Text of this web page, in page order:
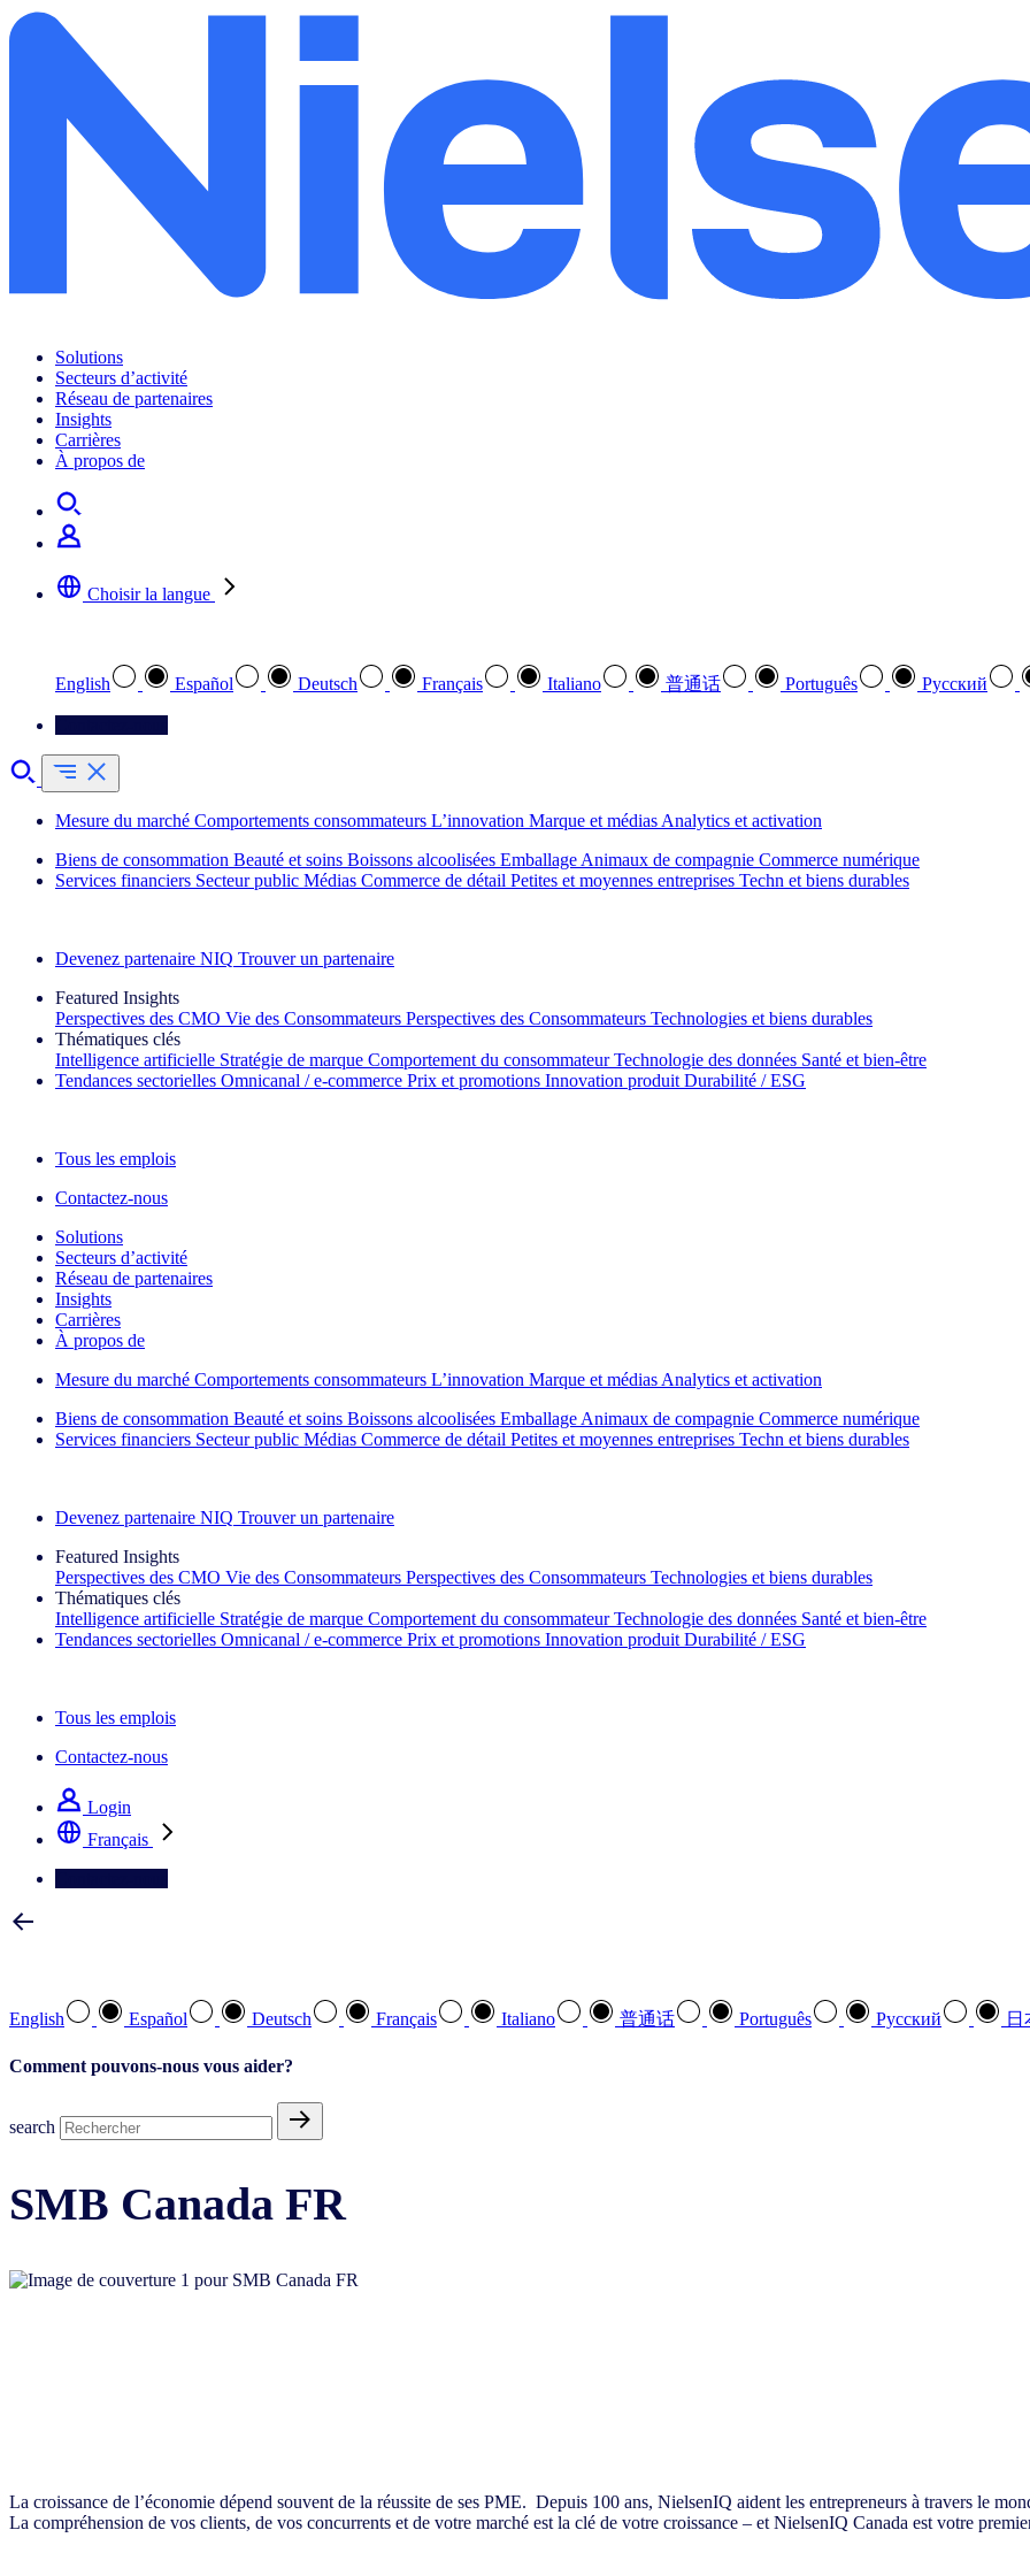
Solutions
Secteurs d’activité
Réseau de partenaires
Insights
Carrières
À propos de
Choisir la langue
English Español Deutsch Français Italiano 普通话 Português Pусский
Mesure du marché Comportements consommateurs L’innovation Marque et médias Analytics et activation
Biens de consommation Beauté et soins Boissons alcoolisées Emballage Animaux de compagnie Commerce numérique
Services financiers Secteur public Médias Commerce de détail Petites et moyennes entreprises Techn et biens durables
Devenez partenaire NIQ Trouver un partenaire
Featured Insights
Perspectives des CMO Vie des Consommateurs Perspectives des Consommateurs Technologies et biens durables
Thématiques clés
Intelligence artificielle Stratégie de marque Comportement du consommateur Technologie des données Santé et bien‑être
Tendances sectorielles Omnicanal / e‑commerce Prix et promotions Innovation produit Durabilité / ESG
Tous les emplois
Contactez-nous
Solutions
Secteurs d’activité
Réseau de partenaires
Insights
Carrières
À propos de
Mesure du marché Comportements consommateurs L’innovation Marque et médias Analytics et activation
Biens de consommation Beauté et soins Boissons alcoolisées Emballage Animaux de compagnie Commerce numérique
Services financiers Secteur public Médias Commerce de détail Petites et moyennes entreprises Techn et biens durables
Devenez partenaire NIQ Trouver un partenaire
Featured Insights
Perspectives des CMO Vie des Consommateurs Perspectives des Consommateurs Technologies et biens durables
Thématiques clés
Intelligence artificielle Stratégie de marque Comportement du consommateur Technologie des données Santé et bien‑être
Tendances sectorielles Omnicanal / e‑commerce Prix et promotions Innovation produit Durabilité / ESG
Tous les emplois
Contactez-nous
Login
Français
English Español Deutsch Français Italiano 普通话 Português Pусский 日
Comment pouvons-nous vous aider?
search
SMB Canada FR
La croissance de l’économie dépend souvent de la réussite de ses PME. Depuis 100 ans, NielsenIQ aident les entrepreneurs à travers le
La compréhension de vos clients, de vos concurrents et de votre marché est la clé de votre croissance – et NielsenIQ Canada est votre